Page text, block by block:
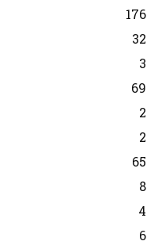
176
32
3
69
2
2
65
8
4
6